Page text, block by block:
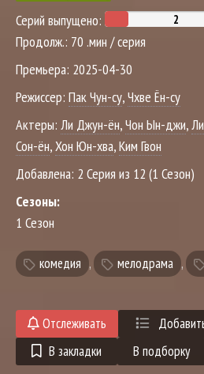
Серий выпущено:
Продолж.: 70 .мин / серия
Премьера: 2025-04-30
Режиссер: Пак Чун-су,Чхве Ён-су
Актеры: Ли Джун-ён,Чон Ын-джи,
Сон-ён,Хон Юн-хва,Ким Гвон
Добавлена: 2 Серия из 12 (1 Сезон)
Сезоны:
1 Сезон
комедия , мелодрама ,
Отслеживать
В закладки
В подборку